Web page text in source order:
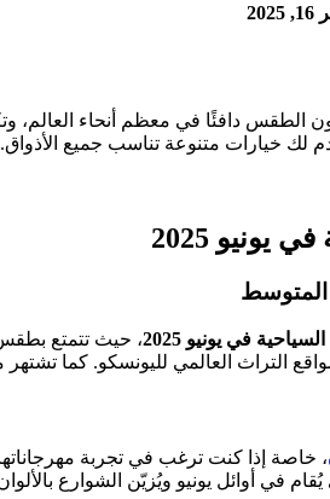
الطقس دافئًا في معظم أنحاء العالم،
لك خيارات متنوعة تناسب جميع
2025
المتوسط
في يونيو 2025
مواقع التراث العالمي لليونسكو. كما
، خاصة إذا كنت ترغب في تجربة مهرجاناتها
يُقام في أوائل يونيو ويُزيّن الشوارع